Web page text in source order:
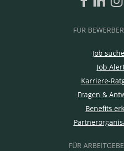
FÜR
Job
Job
Karriere-
Fragen &
Benefits
FÜR